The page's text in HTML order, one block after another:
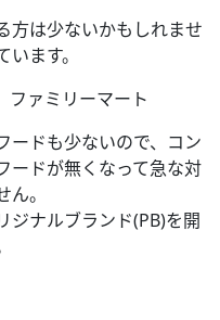
方は少ないかもしれませ
ます。
ファミリーマート
ードも少ないので、コン
ードが無くなって急な対
。
ジナルブランド(PB)を開